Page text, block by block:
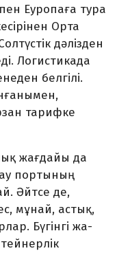
Еуропаға тура
Орта
дәлізден
Логистикада
белгілі.
тарифке
жағдайы да
портының
Әйтсе де,
мұнай, астық,
Бүгінгі жа­